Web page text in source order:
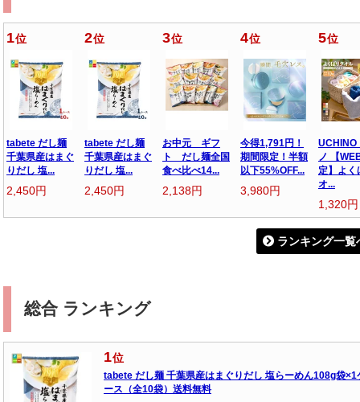
1位
tabete だし麺
千葉県産はまぐ
りだし 塩...
2,450円
2位
tabete だし麺
千葉県産はまぐ
りだし 塩...
2,450円
3位
お中元 ギフ
ト だし麺全国
食べ比べ14...
2,138円
4位
今得1,791円！
期間限定！半額
以下55%OFF...
3,980円
5位
UCHINO
ノ 【
定】よく
オ...
1,320円
ランキング一覧
総合 ランキング
1位
tabete だし麺 千葉県産はまぐりだし 塩らーめん108g袋×1
ース（全10袋）送料無料